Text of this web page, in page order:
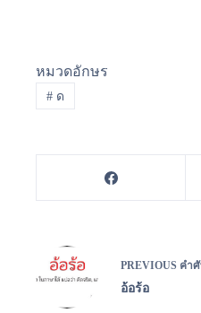
หมวดอักษร
#ด
PREVIOUS คำ
อ้อร้อ